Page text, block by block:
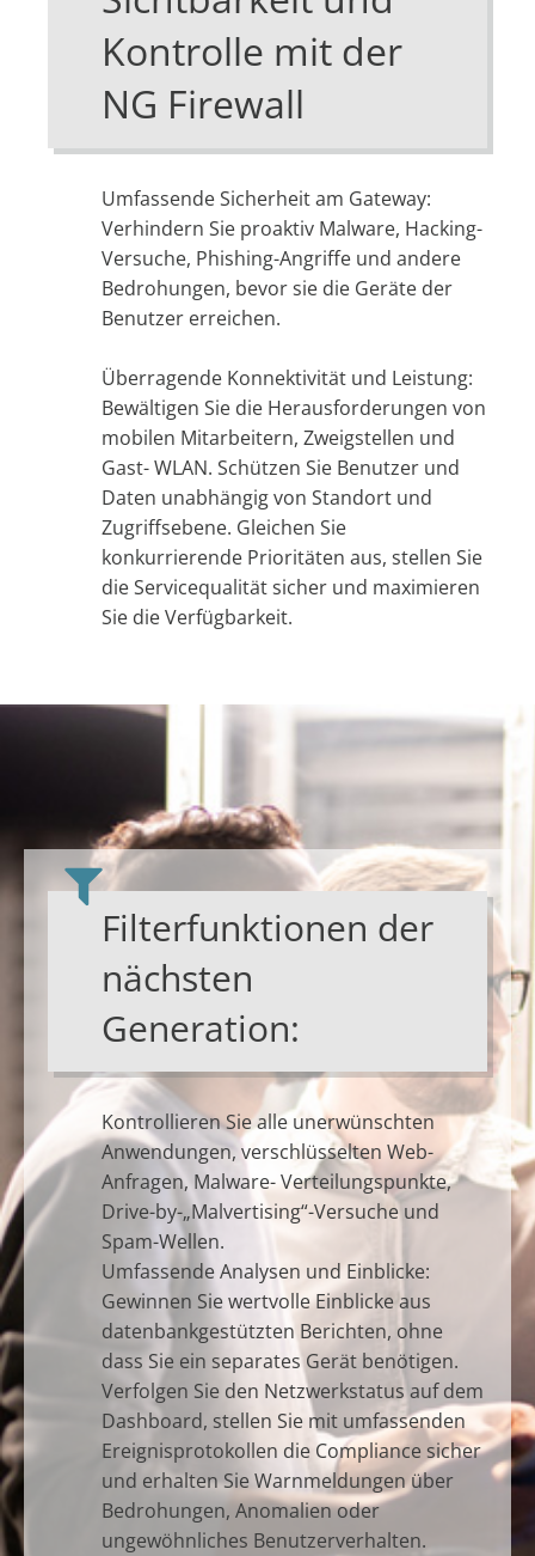
Kontrolle mit der
NG Firewall
Umfassende Sicherheit am Gateway:
Verhindern Sie proaktiv Malware, Hacking-
Versuche, Phishing-Angriffe und andere
Bedrohungen, bevor sie die Geräte der
Benutzer erreichen.
Überragende Konnektivität und Leistung:
Bewältigen Sie die Herausforderungen von
mobilen Mitarbeitern, Zweigstellen und
Gast- WLAN. Schützen Sie Benutzer und
Daten unabhängig von Standort und
Zugriffsebene. Gleichen Sie
konkurrierende Prioritäten aus, stellen Sie
die Servicequalität sicher und maximieren
Sie die Verfügbarkeit.
Filterfunktionen der
nächsten
Generation:
Kontrollieren Sie alle unerwünschten
Anwendungen, verschlüsselten Web-
Anfragen, Malware- Verteilungspunkte,
Drive-by-„Malvertising“-Versuche und
Spam-Wellen.
Umfassende Analysen und Einblicke:
Gewinnen Sie wertvolle Einblicke aus
datenbankgestützten Berichten, ohne
dass Sie ein separates Gerät benötigen.
Verfolgen Sie den Netzwerkstatus auf dem
Dashboard, stellen Sie mit umfassenden
Ereignisprotokollen die Compliance sicher
und erhalten Sie Warnmeldungen über
Bedrohungen, Anomalien oder
ungewöhnliches Benutzerverhalten.